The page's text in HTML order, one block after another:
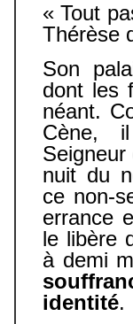
« Tout
Thérèse
Son
dont les
néant.
Cène,
nuit du
ce non-
errance
le libère
à demi
identité.